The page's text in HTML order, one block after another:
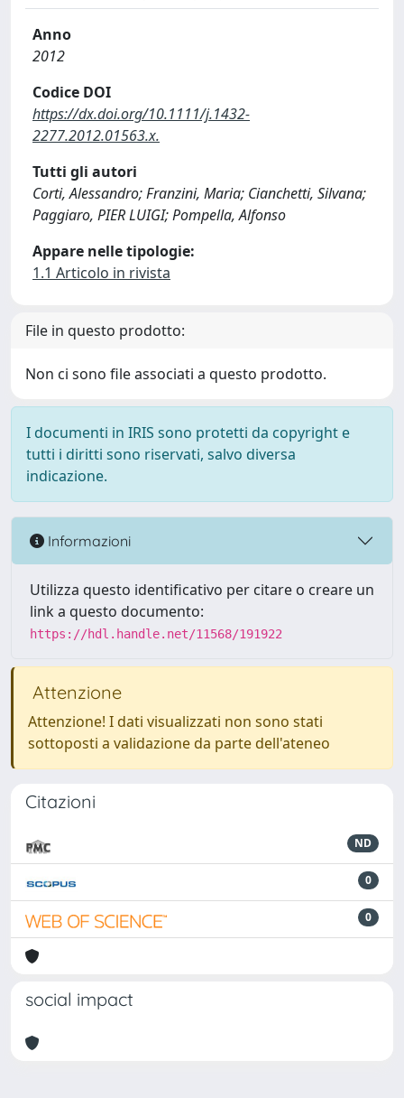
Anno
2012
Codice DOI
https://dx.doi.org/10.1111/j.1432-
2277.2012.01563.x.
Tutti gli autori
Corti, Alessandro; Franzini, Maria; Cianchetti, Silvana;
Paggiaro, PIER LUIGI; Pompella, Alfonso
Appare nelle tipologie:
1.1 Articolo in rivista
File in questo prodotto:
Non ci sono file associati a questo prodotto.
I documenti in IRIS sono protetti da copyright e
tutti i diritti sono riservati, salvo diversa
indicazione.
Informazioni
Utilizza questo identificativo per citare o creare un
link a questo documento:
https://hdl.handle.net/11568/191922
Attenzione
Attenzione! I dati visualizzati non sono stati
sottoposti a validazione da parte dell'ateneo
Citazioni
ND
0
0
social impact